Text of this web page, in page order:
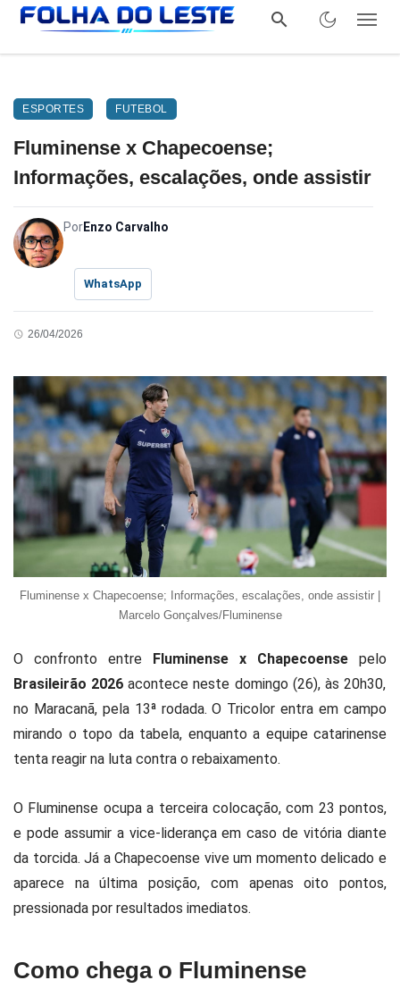
ESPORTES FUTEBOL
Fluminense x Chapecoense;
Informações, escalações, onde assistir
PorEnzo Carvalho
WhatsApp
26/04/2026
Fluminense x Chapecoense; Informações, escalações, onde assistir |
Marcelo Gonçalves/Fluminense
O confronto entre Fluminense x Chapecoense pelo
Brasileirão 2026 acontece neste domingo (26), às 20h30,
no Maracanã, pela 13ª rodada. O Tricolor entra em campo
mirando o topo da tabela, enquanto a equipe catarinense
tenta reagir na luta contra o rebaixamento.
O Fluminense ocupa a terceira colocação, com 23 pontos,
e pode assumir a vice-liderança em caso de vitória diante
da torcida. Já a Chapecoense vive um momento delicado e
aparece na última posição, com apenas oito pontos,
pressionada por resultados imediatos.
Como chega o Fluminense